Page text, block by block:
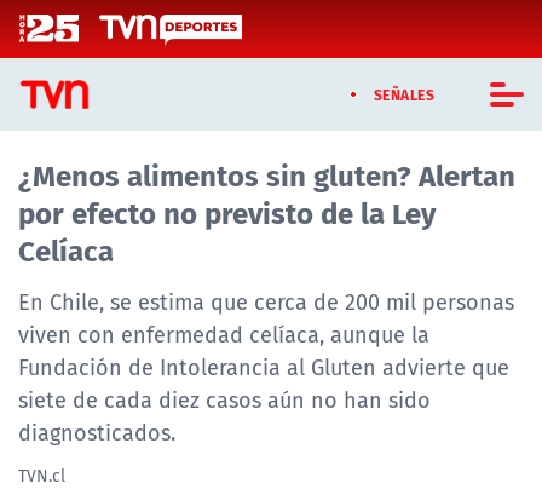
Click acá para ir directamente al contenido
SEÑALES
CASTING MASTERCHEF CHILE
CASTING TVN VERTICAL
TVN VERTICAL
TVN PLAY
PROGRAMAS
TELESERIES
¿Menos alimentos sin gluten? Alertan
por efecto no previsto de la Ley
Celíaca
En Chile, se estima que cerca de 200 mil personas
viven con enfermedad celíaca, aunque la
Fundación de Intolerancia al Gluten advierte que
siete de cada diez casos aún no han sido
diagnosticados.
TVN.cl